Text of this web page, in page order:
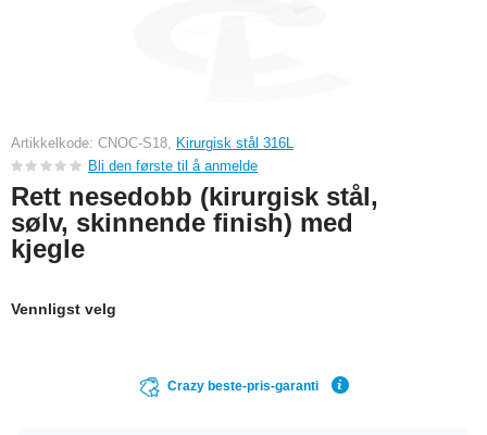
Artikkelkode: CNOC-S18, Kirurgisk stål 316L
Bli den første til å anmelde
Rett nesedobb (kirurgisk stål,
sølv, skinnende finish) med
kjegle
Vennligst velg
Crazy beste-pris-garanti